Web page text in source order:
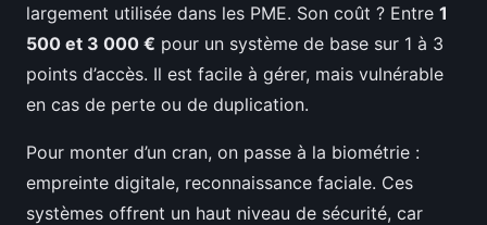
largement utilisée dans les PME. Son coût ? Entre 1
500 et 3 000 € pour un système de base sur 1 à 3
points d’accès. Il est facile à gérer, mais vulnérable
en cas de perte ou de duplication.
Pour monter d’un cran, on passe à la biométrie :
empreinte digitale, reconnaissance faciale. Ces
systèmes offrent un haut niveau de sécurité, car